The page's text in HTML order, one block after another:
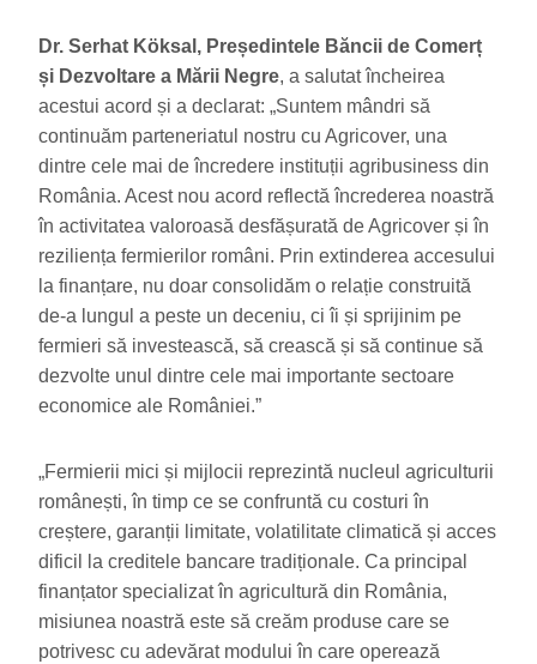
Dr. Serhat Köksal, Președintele Băncii de Comerț
și Dezvoltare a Mării Negre, a salutat încheirea
acestui acord și a declarat: „Suntem mândri să
continuăm parteneriatul nostru cu Agricover, una
dintre cele mai de încredere instituții agribusiness din
România. Acest nou acord reflectă încrederea noastră
în activitatea valoroasă desfășurată de Agricover și în
reziliența fermierilor români. Prin extinderea accesului
la finanțare, nu doar consolidăm o relație construită
de-a lungul a peste un deceniu, ci îi și sprijinim pe
fermieri să investească, să crească și să continue să
dezvolte unul dintre cele mai importante sectoare
economice ale României.”
„Fermierii mici și mijlocii reprezintă nucleul agriculturii
românești, în timp ce se confruntă cu costuri în
creștere, garanții limitate, volatilitate climatică și acces
dificil la creditele bancare tradiționale. Ca principal
finanțator specializat în agricultură din România,
misiunea noastră este să creăm produse care se
potrivesc cu adevărat modului în care operează